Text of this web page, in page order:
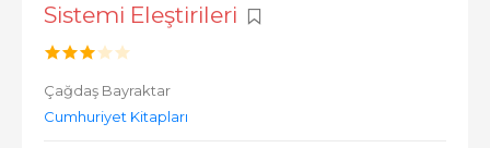
Sistemi Eleştirileri
Çağdaş Bayraktar
Cumhuriyet Kitapları